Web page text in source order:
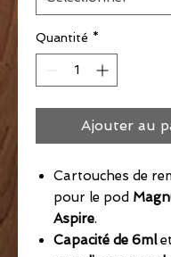
Quantité *
Ajouter au
Cartouches de
pour le pod
Aspire.
Capacité de 6mlet